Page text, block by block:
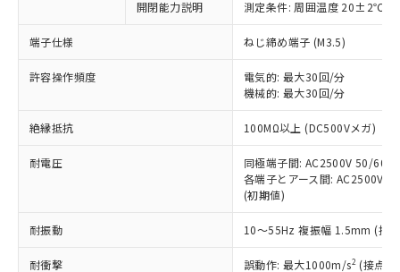
開閉能力説明 測定条件: 周囲温度 20±2℃、
端子仕様 ねじ締め端子 (M3.5)
許容操作頻度
電気的: 最大30回/分
機械的: 最大30回/分
絶縁抵抗 100MΩ以上 (DC500Vメガ)
耐電圧
同極端子間: AC2500V 50/
各端子とアース間: AC2500V
(初期値)
耐振動 10～55Hz 複振幅 1.5mm (接
耐衝撃 誤動作: 最大1000m/s2 (接点
以下の条件をお読みいただき、同意のうえ
ご利用ください。
本サービスは、当社制御機器事業取扱
商品の当社在庫状況および標準価格
(税抜)を提供させていただくもので
当社制御機器事業取扱商品の中には、
本サービスの対象外となる商品もある
ことをご了承ください。
在庫状況および標準価格照会結果は、
記載している更新日時点での社内デー
タに基づき作成されるものであり、閲
覧された時点での実際の在庫および標
対応予定なし：EU RoHS指令（10物質）の
非含有に非対応の商品で、対応品を出す予
定はありません。
非含有の対応状況を調査中または確認中の
非該当品：ライセンス料など無形物で、有
害物質有無と関係のない商品です。
仕入先様の事情により、非含有部品として
いたものが、含有品と判明した場合などや
むを得ず変更することがあります。
鉛(Pb) 1000ppm以下、 水銀(Hg) 1000ppm以下、 カド
※1 中国RoHS○×表
「○」：最大均質材料含有率が中国RoHSの
基準値以下であることを示します。
「×」：最大均質材料含有率が中国RoHSの
基準値を超えていることを示します。
「－」：未確認です。当社販売部門へお問
*中国RoHS10物質の基準値 (GB/T26572)：
Pb(鉛) :1000ppm、 Hg(水銀) : 1000ppm、 Cd(カドミウ
当社は、これら貴社製品のうち、外国
為替および外国貿易法に定める商品
または国外への提供する場合は、日本
国政府の輸出許可(または役務取引許